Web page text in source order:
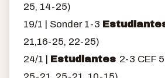
25, 14-25)
19/1 | Sonder 1-3
21,16-25, 22-25)
24/1 | Estudiantes 2-3 CEF